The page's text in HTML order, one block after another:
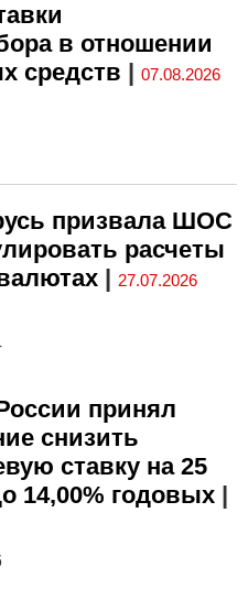
в отношении
средств
07.08.2026
призвала ШОС
расчеты
|
27.07.2026
принял
снизить
ставку на 25
14,00% годовых|